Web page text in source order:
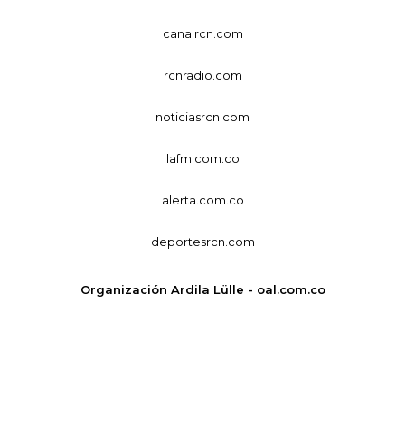
canalrcn.com
rcnradio.com
noticiasrcn.com
lafm.com.co
alerta.com.co
deportesrcn.com
Organización Ardila Lülle - oal.com.co